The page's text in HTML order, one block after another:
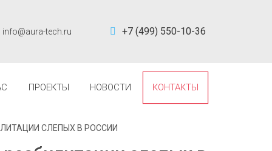
info@aura-tech.ru +7 (499) 550-10-36
ПРОЕКТЫ НОВОСТИ КОНТАКТЫ
СЛЕПЫХ В РОССИИ